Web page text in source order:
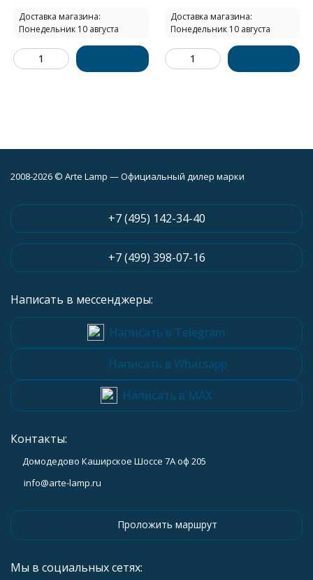
Доставка магазина:
Понедельник 10 августа
Доставка магазина:
Понедельник 10 августа
2008-2026 © Arte Lamp — Официальный дилер марки
+7 (495) 142-34-40
+7 (499) 398-07-16
Написать в мессенджеры:
Написать в Telegram
Написать в Whatsapp
Написать в MAX
Контакты:
Домодедово Каширское Шоссе 7А оф 205
info@arte-lamp.ru
Проложить маршрут
Мы в социальных сетях: